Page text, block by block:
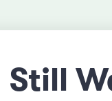
Still